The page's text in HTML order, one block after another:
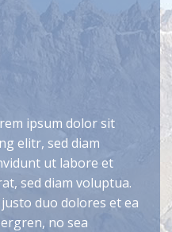
ipsum dolor sit
elitr, sed diam
ut labore et
sed diam voluptua.
duo dolores et ea
no sea